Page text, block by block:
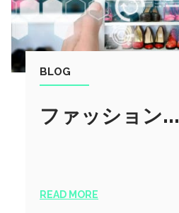
BLOG
ファッション...
READ MORE